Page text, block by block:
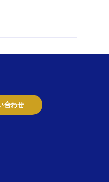
合わせ